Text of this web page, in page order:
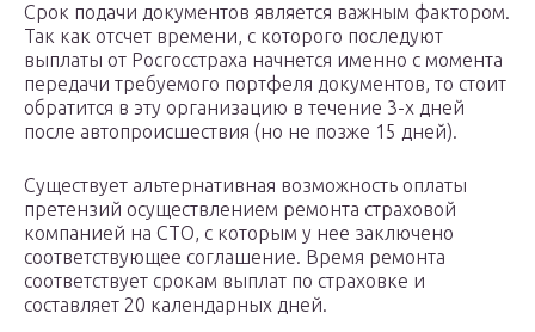
Срок подачи документов является важным фактором.
Так как отсчет времени, с которого последуют
выплаты от Росгосстраха начнется именно с момента
передачи требуемого портфеля документов, то стоит
обратится в эту организацию в течение 3-х дней
после автопроисшествия (но не позже 15 дней).
Существует альтернативная возможность оплаты
претензий осуществлением ремонта страховой
компанией на СТО, с которым у нее заключено
соответствующее соглашение. Время ремонта
соответствует срокам выплат по страховке и
составляет 20 календарных дней.